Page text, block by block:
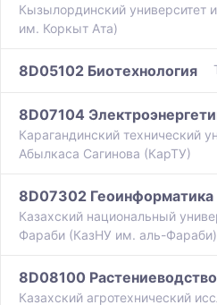
Кызылординский университет
им. Коркыт Ата)
8D05102 Биотехнология
8D07104
Карагандинский технический
Абылкаса Сагинова (КарТУ)
8D07302 Геоинформатика
Казахский национальный
Фараби (КазНУ им. аль-Фараби)
8D08100
Казахский агротехнический